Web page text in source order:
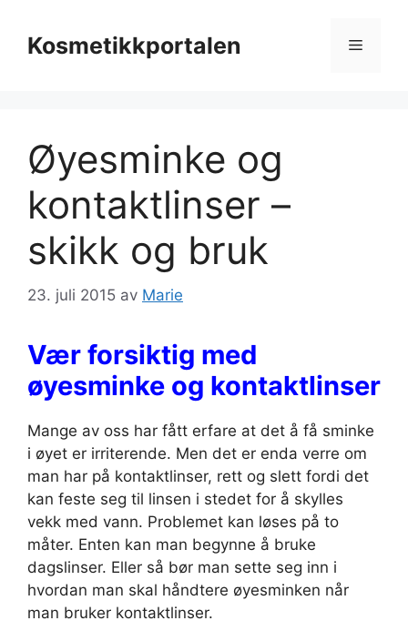
innholdKosmetikkportalen Meny
Øyesminke og
kontaktlinser –
skikk og bruk
23. juli 2015 av Marie
Vær forsiktig med
øyesminke og kontaktlinser
Mange av oss har fått erfare at det å få sminke
i øyet er irriterende. Men det er enda verre om
man har på kontaktlinser, rett og slett fordi det
kan feste seg til linsen i stedet for å skylles
vekk med vann. Problemet kan løses på to
måter. Enten kan man begynne å bruke
dagslinser. Eller så bør man sette seg inn i
hvordan man skal håndtere øyesminken når
man bruker kontaktlinser.